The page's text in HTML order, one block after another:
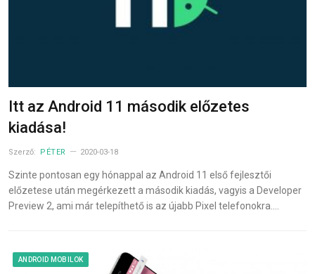
Itt az Android 11 második előzetes
kiadása!
Szerző: PÉTER 2020-03-18
Szinte pontosan egy hónappal az Android 11 első fejlesztői
előzetese után megérkezett a második kiadás, vagyis a Developer
Preview 2, ami már telepíthető is az újabb Pixel telefonokra.…
ANDROID MOBILOK